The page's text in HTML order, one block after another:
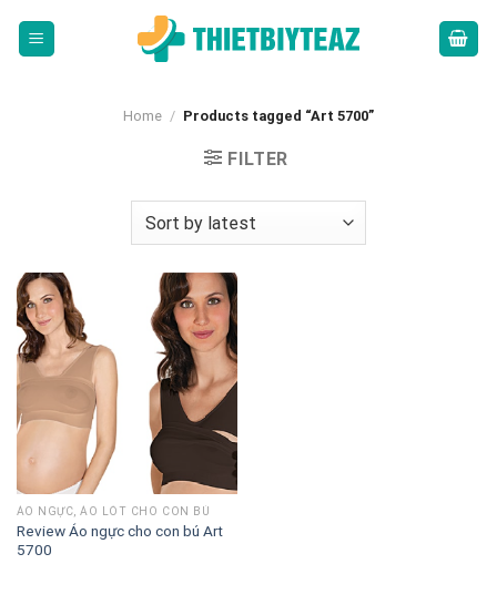
Home / Products tagged “Art 5700”
FILTER
ÁO NGỰC, ÁO LÓT CHO CON BÚ
Review Áo ngực cho con bú Art
5700